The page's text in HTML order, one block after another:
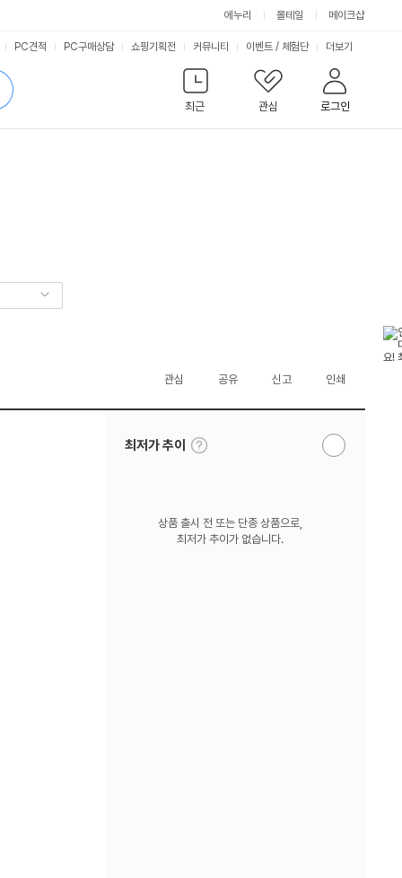
에누리 몰테일 메이크샵
최근
관심 로그인
PC견적 PC구매상담 쇼핑기획전 커뮤니티 이벤트 / 체험단 서
비
스
더보기
관심 공유 신고 인쇄
최저가 추이
툴
팁
알
상품 출시 전 또는 단종 상품으로,
최저가 추이가 없습니다.